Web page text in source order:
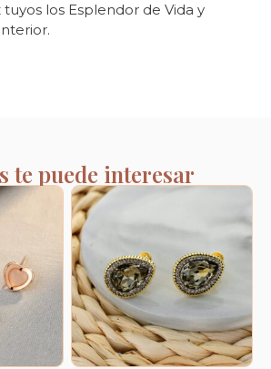
tuyos los Esplendor de Vida y
te puede interesar